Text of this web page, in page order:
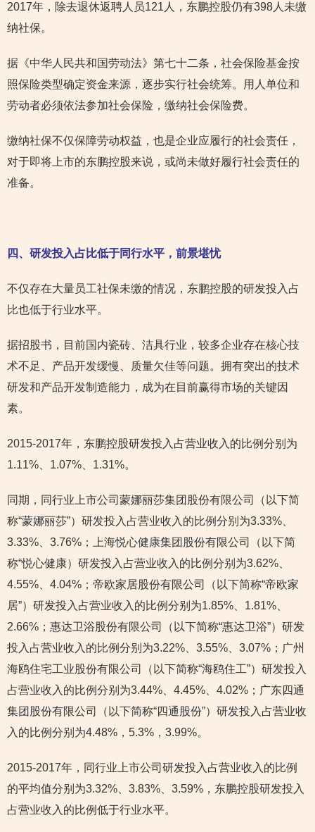
2017年，除去退休返聘人员121人，东鹏控股仍有398人未缴
纳社保。
据《中华人民共和国劳动法》第七十二条，社会保险基金按
照保险类型确定资金来源，逐步实行社会统筹。用人单位和
劳动者必须依法参加社会保险，缴纳社会保险费。
缴纳社保不仅保障劳动权益，也是企业应履行的社会责任，
对于即将上市的东鹏控股来说，或尚未做好履行社会责任的
准备。
四、研发投入占比低于同行水平，前景堪忧
不仅存在大量员工社保未缴的情况，东鹏控股的研发投入占
比也低于行业水平。
据招股书，目前国内瓷砖、洁具行业，较多企业存在核心技
术不足、产品开发缓慢、质量欠佳等问题。拥有突出的技术
研发和产品开发制造能力，成为在目前赢得市场的关键因
素。
2015-2017年，东鹏控股研发投入占营业收入的比例分别为
1.11%、1.07%、1.31%。
同期，同行业上市公司蒙娜丽莎集团股份有限公司（以下简
称“蒙娜丽莎”）研发投入占营业收入的比例分别为3.33%、
3.33%、3.76%；上海悦心健康集团股份有限公司（以下简
称“悦心健康）研发投入占营业收入的比例分别为3.62%、
4.55%、4.04%；帝欧家居股份有限公司（以下简称“帝欧家
居”）研发投入占营业收入的比例分别为1.85%、1.81%、
2.66%；惠达卫浴股份有限公司（以下简称“惠达卫浴”）研发
投入占营业收入的比例分别为3.22%、3.55%、3.07%；广州
海鸥住宅工业股份有限公司（以下简称“海鸥住工”）研发投入
占营业收入的比例分别为3.44%、4.45%、4.02%；广东四通
集团股份有限公司（以下简称“四通股份”）研发投入占营业收
入的比例分别为4.48%，5.3%，3.99%。
2015-2017年，同行业上市公司研发投入占营业收入的比例
的平均值分别为3.32%、3.83%、3.59%，东鹏控股研发投入
占营业收入的比例低于行业水平。